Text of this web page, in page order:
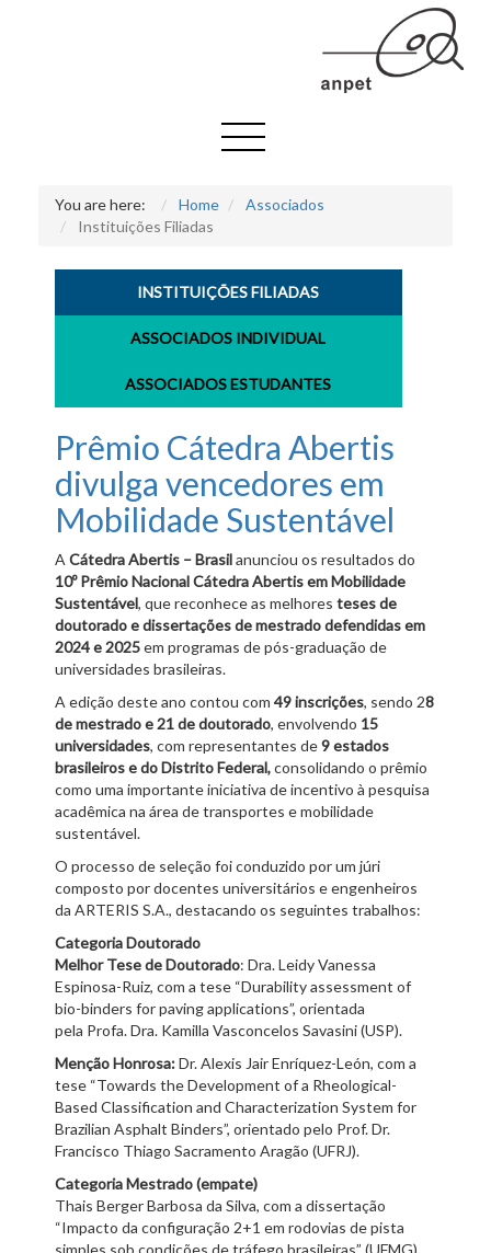
You are here: Home
Associados
Instituições Filiadas
INSTITUIÇÕES FILIADAS
ASSOCIADOS INDIVIDUAL
ASSOCIADOS ESTUDANTES
Prêmio Cátedra Abertis
divulga vencedores em
Mobilidade Sustentável
A Cátedra Abertis – Brasilanunciou os resultados do
10º Prêmio Nacional Cátedra Abertis em Mobilidade
Sustentável, que reconhece as melhores teses de
doutorado e dissertações de mestrado defendidas em
2024 e 2025em programas de pós-graduação de
universidades brasileiras.
A edição deste ano contou com 49 inscrições, sendo 28
de mestrado e 21 de doutorado, envolvendo 15
universidades, com representantes de9 estados
brasileiros e do Distrito Federal,consolidando o prêmio
como uma importante iniciativa de incentivo à pesquisa
acadêmica na área de transportes e mobilidade
sustentável.
O processo de seleção foi conduzido por um júri
composto por docentes universitários e engenheiros
da ARTERIS S.A., destacando os seguintes trabalhos:
Categoria Doutorado
Melhor Tese de Doutorado: Dra. Leidy Vanessa
Espinosa-Ruiz, com a tese “Durability assessment of
bio-binders for paving applications”, orientada
pela Profa. Dra. Kamilla Vasconcelos Savasini (USP).
Menção Honrosa:Dr. Alexis Jair Enríquez-León, com a
tese “Towards the Development of a Rheological-
Based Classification and Characterization System for
Brazilian Asphalt Binders”, orientado pelo Prof. Dr.
Francisco Thiago Sacramento Aragão (UFRJ).
Categoria Mestrado (empate)
Thais Berger Barbosa da Silva, com a dissertação
“Impacto da configuração 2+1 em rodovias de pista
simples sob condições de tráfego brasileiras” (UFMG).